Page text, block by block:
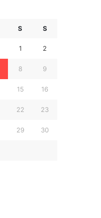
S S
1 2
8 9
15 16
22 23
29 30